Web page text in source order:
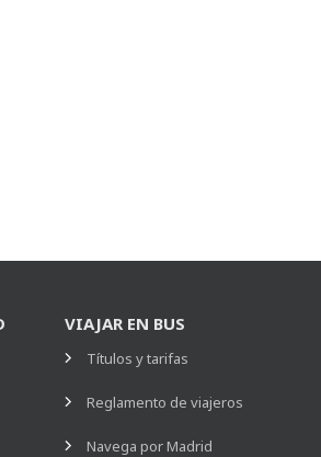
VIAJAR EN BUS
Títulos y tarifas
Reglamento de viajeros
Navega por Madrid